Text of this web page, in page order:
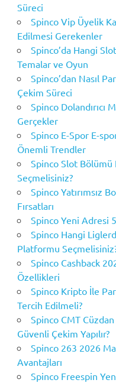
Süreci
Spinco Vip Üyelik
Edilmesi Gerekenler
Spinco’da Hangi
Temalar ve Oyun
Spinco’dan Nasıl
Çekim Süreci
Spinco Dolandırıcı
Gerçekler
Spinco E-Spor E-
Önemli Trendler
Spinco Slot
Seçmelisiniz?
Spinco Yatırımsız
Fırsatları
Spinco Yeni Adresi
Spinco Hangi
Platformu
Spinco Cashback
Özellikleri
Spinco Kripto İle
Tercih Edilmeli?
Spinco CMT Cüzdan
Güvenli Çekim Yapılır?
Spinco 263 2026
Avantajları
Spinco Freespin